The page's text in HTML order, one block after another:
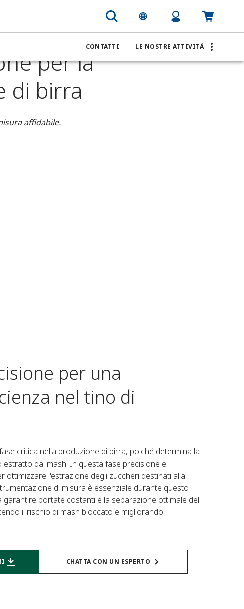
CONTATTI LE NOSTRE ATTIVITÀ
misurazione per la filtrazione nella produzione di birra
per la
di birra
affidabile.
per una
nel tino di
critica nella produzione di birra, poiché determina la
dal mash. In questa fase precisione e
l'estrazione degli zuccheri destinati alla
di misura è essenziale durante questo
portate costanti e la separazione ottimale del
il rischio di mash bloccato e migliorando
CHATTA CON UN ESPERTO